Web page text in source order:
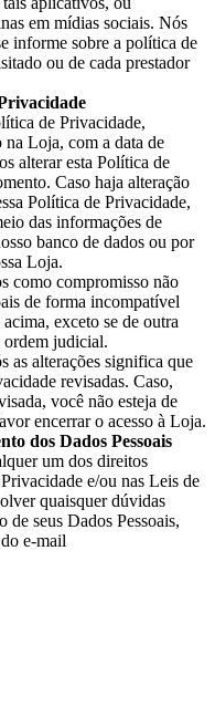
em mídias sociais. Nós
informe sobre a política de
ou de cada prestador
de Privacidade,
Loja, com a data de
alterar esta Política de
Caso haja alteração
Política de Privacidade,
das informações de
banco de dados ou por
Loja.
como compromisso não
de forma incompatível
exceto se de outra
judicial.
as alterações significa que
revisadas. Caso,
você não esteja de
encerrar o acesso à Loja.
dos Dados Pessoais
um dos direitos
e/ou nas Leis de
quaisquer dúvidas
de seus Dados Pessoais,
e-mail